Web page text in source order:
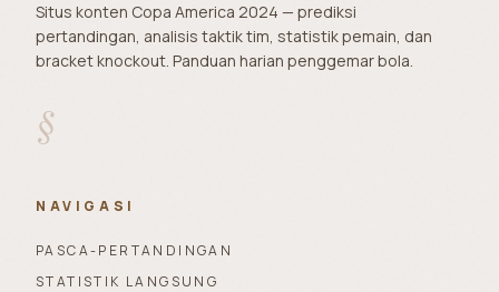
Situs konten Copa America 2024 — prediksi
pertandingan, analisis taktik tim, statistik pemain, dan
bracket knockout. Panduan harian penggemar bola.
§
NAVIGASI
PASCA-PERTANDINGAN
STATISTIK LANGSUNG